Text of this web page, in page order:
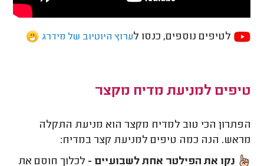
לטיפים נוספים, כנסו לערוץ היוטיוב של מידרג
טיפים למניעת מדיח מקצר
הפתרון הכי טוב למדיח מקצר הוא מניעת התקלה
מראש. הנה כמה טיפים למניעת קצר במדיח:
נקו את הפילטר אחת לשבועיים - לכלוך חוסם את